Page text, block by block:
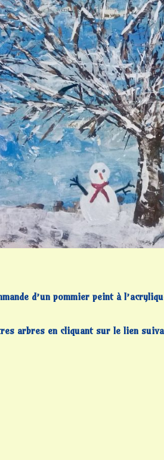
d’un pommier peint à
arbres en cliquant sur le lien